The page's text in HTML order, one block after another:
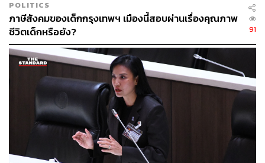
ครูสอนให้ตัดกระดาษ ระบายสีล้วนๆ มีเขียนตามรอยประนิด
หน่อย เน้นอ่านนิทานให้ฟังทั้งที่โรงเรียนและบ้าน ตอนนี้ลูก
อยากหัดอ่านเขียนเอง เจอป้ายอะไรเขาจะถามว่าอ่านว่า
อะไรตลอด ทำให้เขาช่างสังเกต มีจินตนาการ เชื่อมต่อความ
คิด มีตรรกะและเหตุผล เด็กๆ ที่นี่เท่าที่เจอจะพูดเก่ง กล้า
แสดงออก เป็นตัวของตัวเองมากๆ ค่ะ”
Kay Jutamanee Nilthamrong
“ขนาดวาดรูปยังต้องลากตามเส้นประเลยค่ะ…ไม่ได้เริ่มจาก
POLITICS
ภาษีสังคมของเด็กกรุงเทพฯ เมืองนี้สอบผ่านเรื่องคุณภาพ
ชีวิตเด็กหรือยัง?
91